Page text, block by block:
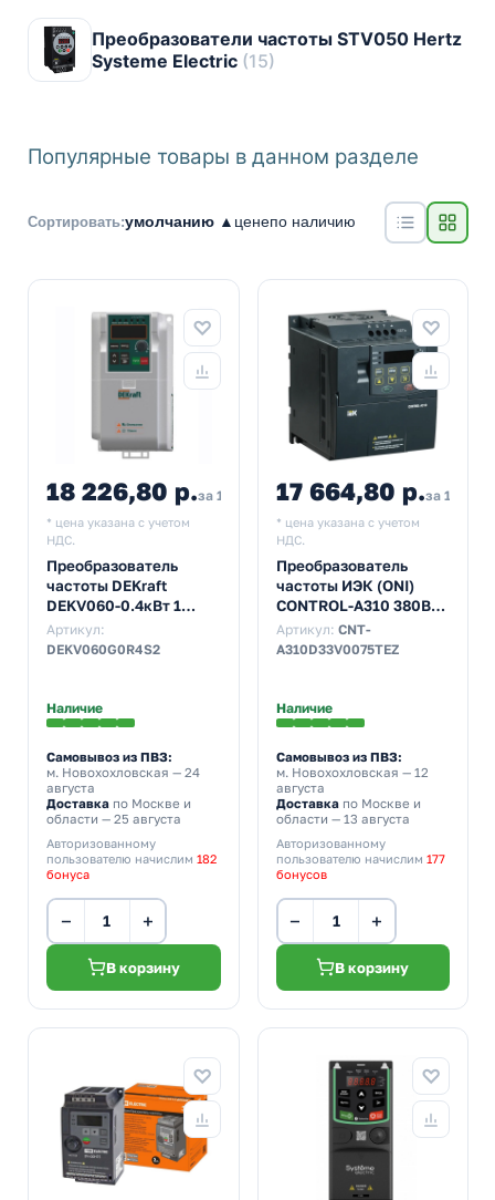
Преобразователи частоты STV050 Hertz
Systeme Electric (15)
Популярные товары в данном разделе
Сортировать:умолчанию ▲ ценепо наличию
18 226,80 р.за 1 шт
* цена указана с учетом
НДС.
Преобразователь
частоты DEKraft
DEKV060-0.4кВт 1
фаза 220В
Артикул:
DEKV060G0R4S2
Наличие
Самовывоз из ПВЗ:
м. Новохохловская — 24
августа
Доставка по Москве и
области — 25 августа
Авторизованному
пользователю начислим 182
бонуса
− +
В корзину
17 664,80 р.за 1 шт
* цена указана с учетом
НДС.
Преобразователь
частоты ИЭК (ONI)
CONTROL-A310 380В
3Ф 075 kW 23A
Артикул: CNT-
A310D33V0075TEZ
Наличие
Самовывоз из ПВЗ:
м. Новохохловская — 12
августа
Доставкапо Москве и
области — 13 августа
Авторизованному
пользователю начислим 177
бонусов
− +
В корзину